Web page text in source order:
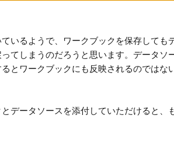
いるようで、ワークブックを保存しても
てしまうのだろうと思います。データソ
とワークブックにも反映されるのではな
データソースを添付していただけると、